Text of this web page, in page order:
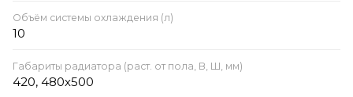
Объём системы охлаждения (л)
10
Габариты радиатора (раст. от пола, В, Ш, мм)
420, 480х500